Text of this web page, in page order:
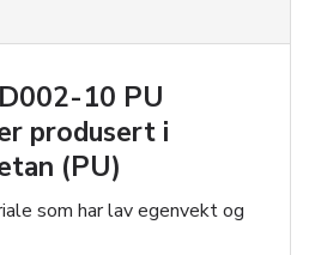
10 PU
produsert i
(PU)
som har lav egenvekt og